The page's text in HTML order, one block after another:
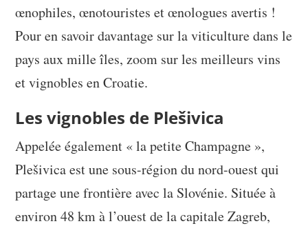
œnophiles, œnotouristes et œnologues avertis !
Pour en savoir davantage sur la viticulture dans le
pays aux mille îles, zoom sur les meilleurs vins
et vignobles en Croatie.
Les vignobles de Plešivica
Appelée également « la petite Champagne »,
Plešivica est une sous-région du nord-ouest qui
partage une frontière avec la Slovénie. Située à
environ 48 km à l’ouest de la capitale Zagreb,